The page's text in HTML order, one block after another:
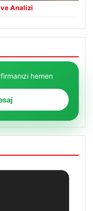
ve Analizi
hemen